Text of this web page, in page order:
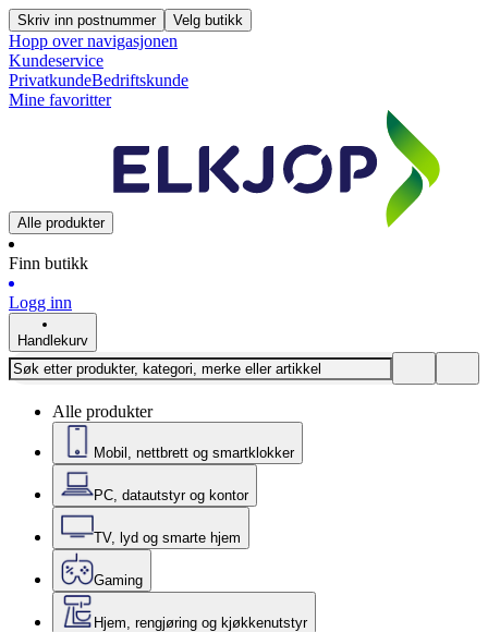
Skriv inn postnummer Velg butikk
Hopp over navigasjonen
Kundeservice
PrivatkundeBedriftskunde
Mine favoritter
Alle produkter
Finn butikk
Logg inn
Handlekurv
Alle produkter
Mobil, nettbrett og smartklokker
PC, datautstyr og kontor
TV, lyd og smarte hjem
Gaming
Hjem, rengjøring og kjøkkenutstyr